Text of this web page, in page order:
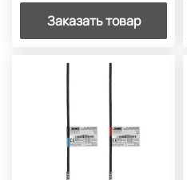
Заказать товар